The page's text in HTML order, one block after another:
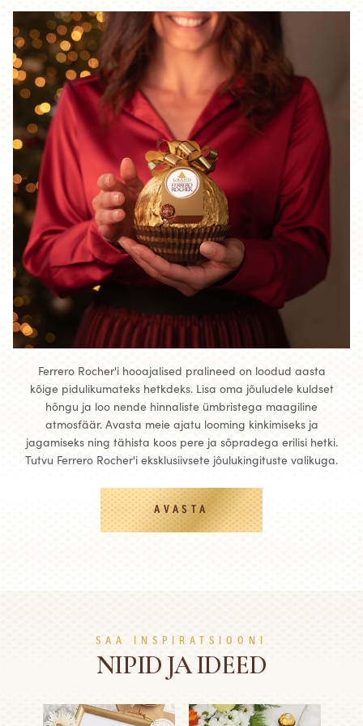
Ferrero Rocher'i hooajalised pralineed on loodud aasta
kõige pidulikumateks hetkdeks. Lisa oma jõuludele kuldset
hõngu ja loo nende hinnaliste ümbristega maagiline
atmosfäär. Avasta meie ajatu looming kinkimiseks ja
jagamiseks ning tähista koos pere ja sõpradega erilisi hetki.
Tutvu Ferrero Rocher'i eksklusiivsete jõulukingituste valikuga.
AVASTA
SAA INSPIRATSIOONI
NIPID JA IDEED